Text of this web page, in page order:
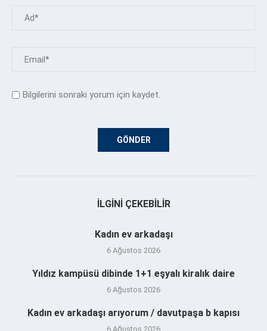
Bilgilerini sonraki yorum için kaydet.
İLGINI ÇEKEBILIR
Kadın ev arkadaşı
6 Ağustos 2026
Yıldız kampüsü dibinde 1+1 eşyalı kiralık daire
6 Ağustos 2026
Kadın ev arkadaşı arıyorum / davutpaşa b kapısı
6 Ağustos 2026